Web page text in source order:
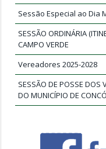
Sessão Especial ao Dia
SESSÃO ORDINÁRIA
CAMPO VERDE
Vereadores 2025-2028
SESSÃO DE POSSE DOS
DO MUNICÍPIO DE